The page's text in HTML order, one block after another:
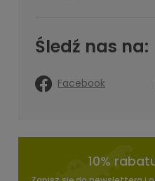
Śledź nas na:
Facebook
10%